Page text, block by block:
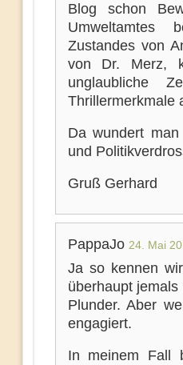
Blog schon
Umweltamtes
Zustandes von
von Dr. Merz,
unglaubliche
Thrillermerkmale
Da wundert
und
Gruß Gerhard
PappaJo 24. Mai
Ja so kennen
überhaupt
Plunder. Aber
engagiert.
In meinem Fall